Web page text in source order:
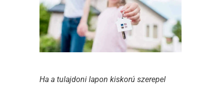
Ha a tulajdoni lapon kiskorú szerepel